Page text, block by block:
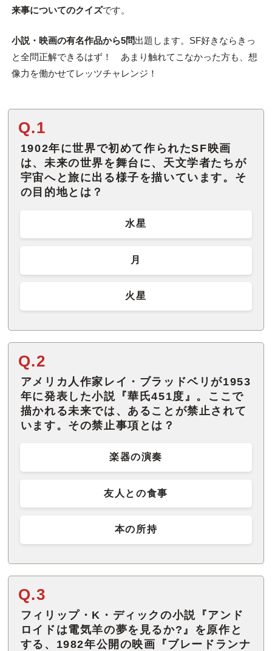
来事についてのクイズです。
小説・映画の有名作品から5問出題します。SF好きならきっ
と全問正解できるはず！ あまり触れてこなかった方も、想
像力を働かせてレッツチャレンジ！
Q.1
1902年に世界で初めて作られたSF映画
は、未来の世界を舞台に、天文学者たちが
宇宙へと旅に出る様子を描いています。そ
の目的地とは？
水星
月
火星
Q.2
アメリカ人作家レイ・ブラッドベリが1953
年に発表した小説『華氏451度』。ここで
描かれる未来では、あることが禁止されて
います。その禁止事項とは？
楽器の演奏
友人との食事
本の所持
Q.3
フィリップ・K・ディックの小説『アンド
ロイドは電気羊の夢を見るか?』を原作と
する、1982年公開の映画『ブレードランナ